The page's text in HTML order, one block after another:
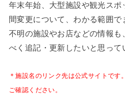
年末年始、大型施設や観光ス
間変更について、わかる範囲で
不明の施設やお店などの情報も
べく追記・更新したいと思って
＊施設名のリンク先は公式サイトです
ご確認ください。